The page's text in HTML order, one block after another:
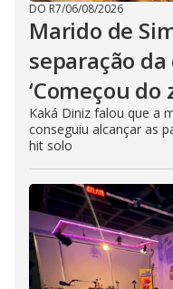
DO R7/06/08/2026
Marido de
separação
‘Começou do
Kaká Diniz falou que a
conseguiu alcançar as
hit solo